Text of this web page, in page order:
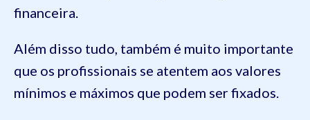
financeira.
Além disso tudo, também é muito importante
que os profissionais se atentem aos valores
mínimos e máximos que podem ser fixados.